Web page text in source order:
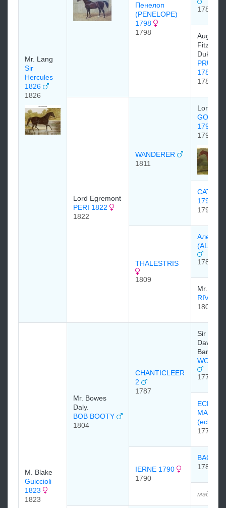
Mr. Lang
Sir
Hercules
1826
1826
Пенелоп
(PENELOPE)
1798
1798
1782
FitzRoy,
Duke of
1788
1788
Lord Egremont
PERI 1822
1822
WANDERER
1811
Lord
1790
1790
1795
1795
THALESTRIS
1809
1782
Mr.
RIVAL
1800
M. Blake
Guiccioli
1823
1823
Mr. Bowes
Daly.
BOB BOOTY
1804
CHANTICLEER
2
1787
Sir
Davers,
Baronet
1773
ECLIPSE
MARE
(eclipse)
1778
IERNE 1790
1790
BAGOT
1780